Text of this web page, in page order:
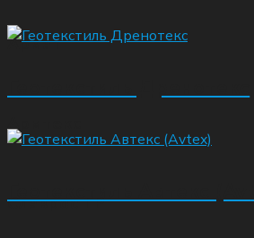
Биоматы
Армат
Славрос ГР